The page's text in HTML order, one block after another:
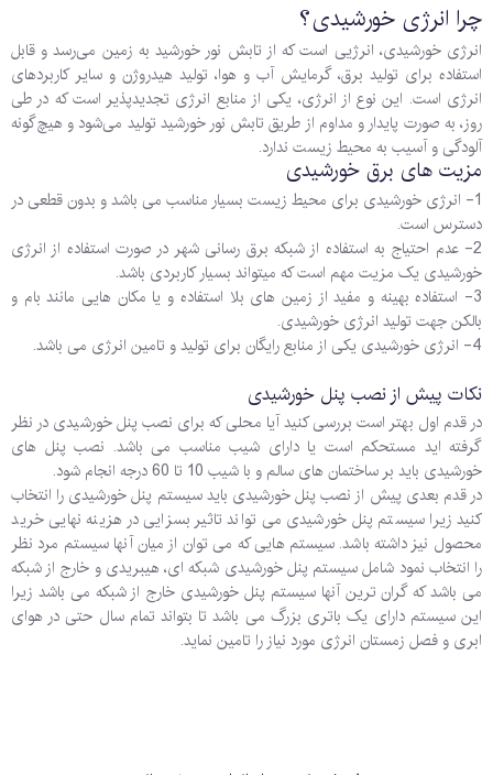
چرا انرژی خورشیدی؟
انرژی خورشیدی، انرژیی است که از تابش نور خورشید به زمین می‌رسد و قابل
استفاده برای تولید برق، گرمایش آب و هوا، تولید هیدروژن و سایر کاربردهای
انرژی است. این نوع از انرژی، یکی از منابع انرژی تجدیدپذیر است که در طی
روز، به صورت پایدار و مداوم از طریق تابش نور خورشید تولید می‌شود و هیچ‌گونه
آلودگی و آسیب به محیط زیست ندارد.
مزیت های برق خورشیدی
1- انرژی خورشیدی برای محیط زیست بسیار مناسب می باشد و بدون قطعی در
دسترس است.
2- عدم احتیاج به استفاده از شبکه برق رسانی شهر در صورت استفاده از انرژی
خورشیدی یک مزیت مهم است که میتواند بسیار کاربردی باشد.
3- استفاده بهینه و مفید از زمین های بلا استفاده و یا مکان هایی مانند بام و
بالکن جهت تولید انرژی خورشیدی.
4- انرژی خورشیدی یکی از منابع رایگان برای تولید و تامین انرژی می باشد.
نکات پیش از نصب پنل خورشیدی
در قدم اول بهتر است بررسی کنید آیا محلی که برای نصب پنل خورشیدی در نظر
گرفته اید مستحکم است یا دارای شیب مناسب می باشد. نصب پنل های
خورشیدی باید بر ساختمان های سالم و با شیب 10 تا 60 درجه انجام شود.
در قدم بعدی پیش از نصب پنل خورشیدی باید سیستم پنل خورشیدی را انتخاب
کنید زیرا سیستم پنل خورشیدی می تواند تاثیر بسزایی در هزینه نهایی خرید
محصول نیز داشته باشد. سیستم هایی که می توان از میان آنها سیستم مرد نظر
را انتخاب نمود شامل سیستم پنل خورشیدی شبکه ای، هیبریدی و خارج از شبکه
می باشد که گران ترین آنها سیستم پنل خورشیدی خارج از شبکه می باشد زیرا
این سیستم دارای یک باتری بزرگ می باشد تا بتواند تمام سال حتی در هوای
ابری و فصل زمستان انرژی مورد نیاز را تامین نماید.